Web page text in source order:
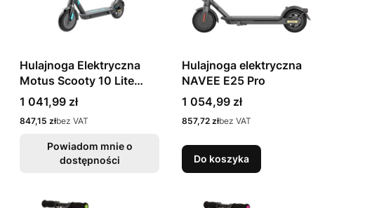
Hulajnoga Elektryczna
Motus Scooty 10 Lite
GEN 5 350W
Cena
1 041,99 zł
Cena
847,15 złbez VAT
Powiadom mnie o
dostępności
Hulajnoga elektryczna
NAVEE E25 Pro
Cena
1 054,99 zł
Cena
857,72 złbez VAT
Do koszyka